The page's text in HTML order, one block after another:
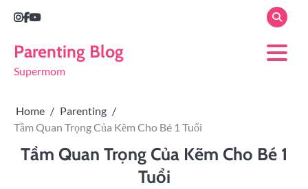
Parenting Blog
Supermom
Home
Parenting
Tầm Quan Trọng Của Kẽm Cho Bé 1 Tuổi
Tầm Quan Trọng Của Kẽm Cho Bé 1
Tuổi